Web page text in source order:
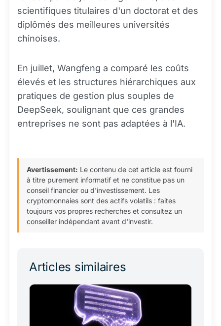
scientifiques titulaires d'un doctorat et des
diplômés des meilleures universités
chinoises.
En juillet, Wangfeng a comparé les coûts
élevés et les structures hiérarchiques aux
pratiques de gestion plus souples de
DeepSeek, soulignant que ces grandes
entreprises ne sont pas adaptées à l'IA.
Avertissement: Le contenu de cet article est fourni
à titre purement informatif et ne constitue pas un
conseil financier ou d'investissement. Les
cryptomonnaies sont des actifs volatils : faites
toujours vos propres recherches et consultez un
conseiller indépendant avant d'investir.
Articles similaires